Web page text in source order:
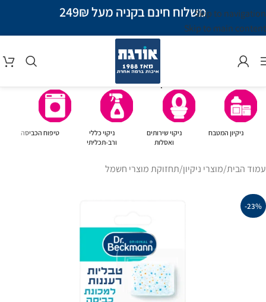
Skip to navigation
Skip to main content
משלוח חינם בקניה מעל 249₪
קטגוריות מוצרים
ניקיון המטבח
ניקוי שירותים
ואסלות
ניקוי כללי
ורב-תכליתי
טיפוח הכביסה
עמוד הבית/מוצרי ניקיון/תחזוקת מוצרי חשמל
-23%